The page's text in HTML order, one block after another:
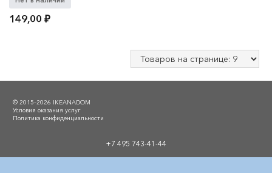
149,00₽
© 2015–2026 IKEANADOM
Условия оказания услуг
Политика конфиденциальности
+7 495 743-41-44